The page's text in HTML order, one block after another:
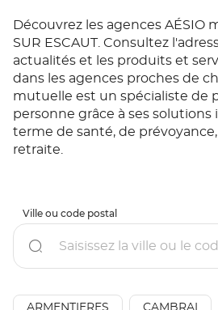
Découvrez les agences AÉSIO
SUR ESCAUT. Consultez
actualités et les produits et
dans les agences proches de
mutuelle est un spécialiste de
personne grâce à ses solutions
terme de santé, de
retraite.
Ville ou code postal
Rechercher
un
de
ARMENTIERES CAMBRAI